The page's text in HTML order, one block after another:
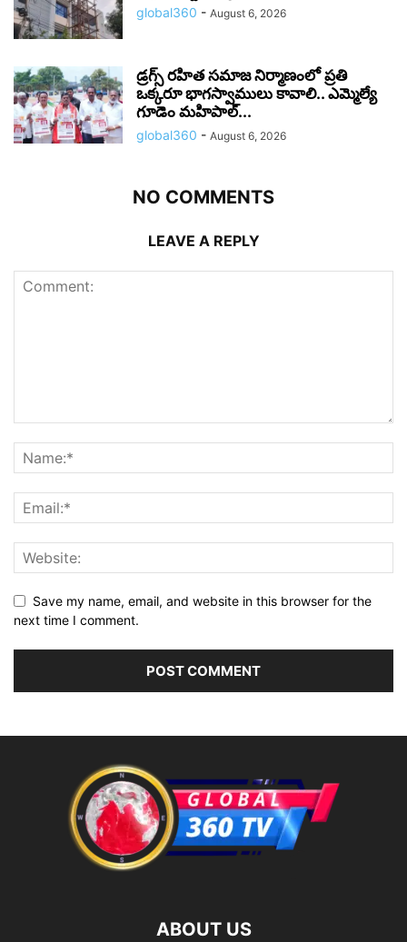
global360 - August 6, 2026
డ్రగ్స్ రహిత సమాజ నిర్మాణంలో ప్రతి
ఒక్కరూ భాగస్వాములు కావాలి.. ఎమ్మెల్యే
గూడెం మహిపాల్...
global360 - August 6, 2026
NO COMMENTS
LEAVE A REPLY
Save my name, email, and website in this browser for the
next time I comment.
ABOUT US